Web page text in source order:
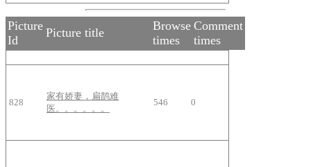
Picture
Id
Picture title
Browse
times
Comment
times
828
家有娇妻，扁鹊难
医。。。。。。
546 0